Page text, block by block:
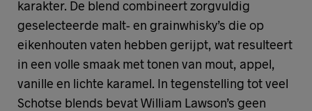
karakter. De blend combineert zorgvuldig
geselecteerde malt- en grainwhisky’s die op
eikenhouten vaten hebben gerijpt, wat resulteert
in een volle smaak met tonen van mout, appel,
vanille en lichte karamel. In tegenstelling tot veel
Schotse blends bevat William Lawson’s geen